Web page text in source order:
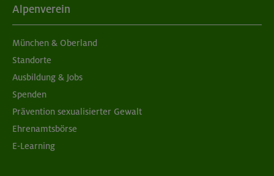
Alpenverein
München & Oberland
Standorte
Ausbildung & Jobs
Spenden
Prävention sexualisierter Gewalt
Ehrenamtsbörse
E-Learning